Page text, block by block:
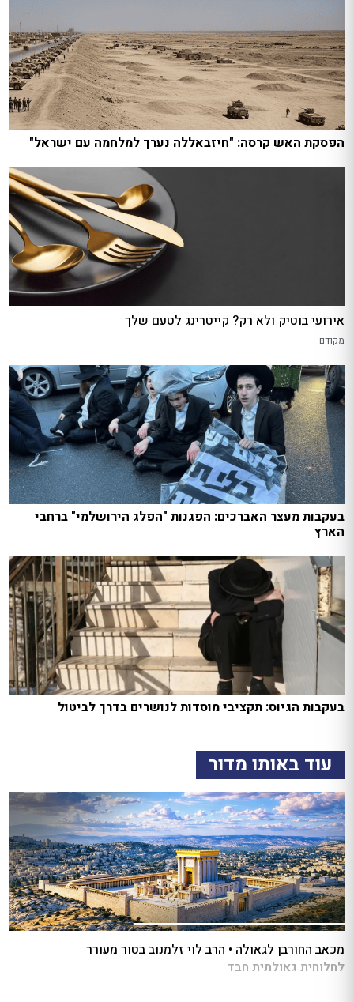
הפסקת האש קרסה: "חיזבאללה נערך למלחמה עם ישראל"
אירועי בוטיק ולא רק? קייטרינג לטעם שלך
מקודם
בעקבות מעצר האברכים: הפגנות "הפלג הירושלמי" ברחבי
הארץ
בעקבות הגיוס: תקציבי מוסדות לנושרים בדרך לביטול
עוד באותו מדור
מכאב החורבן לגאולה • הרב לוי זלמנוב בטור מעורר
לחלוחית גאולתית חבד